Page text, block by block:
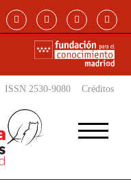
ISSN 2530-9080 Créditos